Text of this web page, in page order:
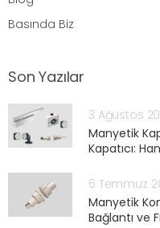
Basında Biz
Son Yazılar
3 Ağustos
Manyetik
Kapatıcı:
6 Temmuz
Manyetik
Bağlantı ve